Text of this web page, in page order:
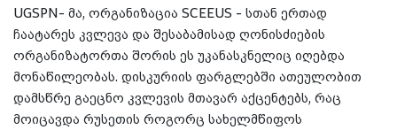
UGSPN- მა, ორგანიზაცია SCEEUS - სთან ერთად
ჩაატარეს კვლევა და შესაბამისად ღონისძიების
ორგანიზატორთა შორის ეს უკანასკნელიც იღებდა
მონაწილეობას. დისკურიის ფარგლებში ათეულობით
დამსწრე გაეცნო კვლევის მთავარ აქცენტებს, რაც
მოიცავდა რუსეთის როგორც სახელმწიფოს